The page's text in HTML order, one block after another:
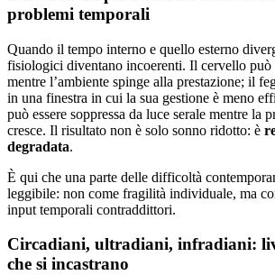
problemi temporali
Quando il tempo interno e quello esterno
fisiologici diventano incoerenti. Il cervello può
mentre l’ambiente spinge alla prestazione; il
in una finestra in cui la sua gestione è meno
può essere soppressa da luce serale mentre la
cresce. Il risultato non è solo sonno ridotto: è
degradata.
È qui che una parte delle difficoltà
leggibile: non come fragilità individuale, ma
input temporali contraddittori.
Circadiani, ultradiani, infradiani:
che si incastrano